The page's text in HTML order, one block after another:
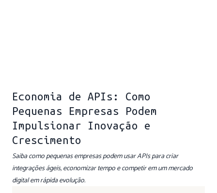
Economia de APIs: Como
Pequenas Empresas Podem
Impulsionar Inovação e
Crescimento
Saiba como pequenas empresas podem usar APIs para criar
integrações ágeis, economizar tempo e competir em um mercado
digital em rápida evolução.